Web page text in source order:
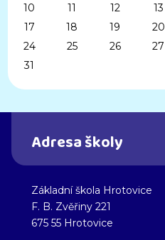
10
11 12 13
17
18 19 20
24
25 26 27
31
Adresa školy
Základní škola Hrotovice
F. B. Zvěřiny 221
675 55 Hrotovice